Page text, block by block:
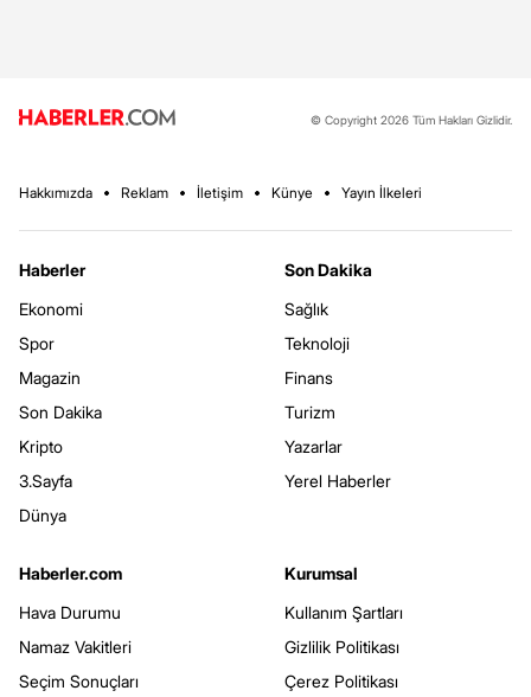
© Copyright 2026 Tüm Hakları Gizlidir.
Hakkımızda Reklam İletişim Künye Yayın İlkeleri
Haberler
Ekonomi
Spor
Magazin
Son Dakika
Kripto
3.Sayfa
Dünya
Son Dakika
Sağlık
Teknoloji
Finans
Turizm
Yazarlar
Yerel Haberler
Haberler.com
Hava Durumu
Namaz Vakitleri
Seçim Sonuçları
Kurumsal
Kullanım Şartları
Gizlilik Politikası
Çerez Politikası